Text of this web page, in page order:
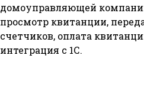
домоуправляющей
просмотр квитанции,
счетчиков, оплата
интеграция с 1С.